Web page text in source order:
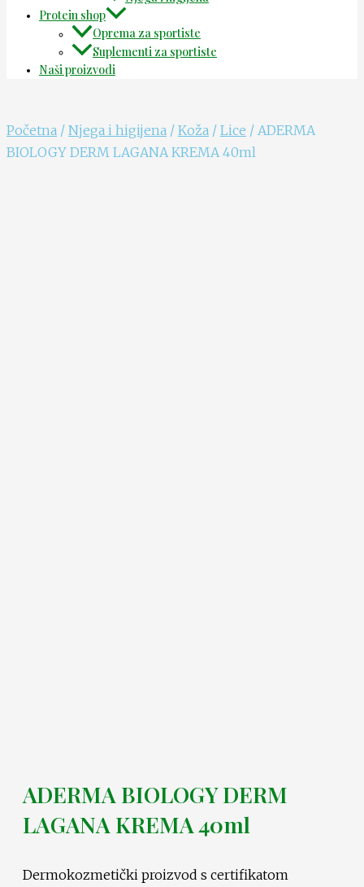
Protein shop
Oprema za sportiste
Suplementi za sportiste
Naši proizvodi
Početna / Njega i higijena / Koža / Lice / ADERMA
BIOLOGY DERM LAGANA KREMA 40ml
ADERMA BIOLOGY DERM
LAGANA KREMA 40ml
Dermokozmetički proizvod s certifikatom